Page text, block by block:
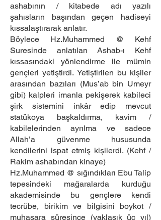
ashabının / kitabede adı yazılı
şahısların başından geçen hadiseyi
kıssalaştırarak anlatır.
Böylece Hz.Muhammed @ Kehf
Suresinde anlatılan Ashab-ı Kehf
kıssasındaki yönlendirme ile mümin
gençleri yetiştirdi. Yetiştirilen bu kişiler
arasından bazıları (Mus’ab bin Umeyr
gibi) kalpleri imanla pekişerek kabileci
şirk sistemini inkâr edip mevcut
statükoya başkaldırma, kavim /
kabilelerinden ayrılma ve sadece
Allah’a güvenme hususunda
kendilerini ispat etmiş kişilerdi. (Kehf /
Rakim ashabından kinaye)
Hz.Muhammed @ sığındıkları Ebu Talip
tepesindeki mağaralarda kurduğu
akademisinde bu gençlere kendi
tecrübe, birikim ve bilgisini boykot /
muhasara süresince (yaklaşık üç yıl)